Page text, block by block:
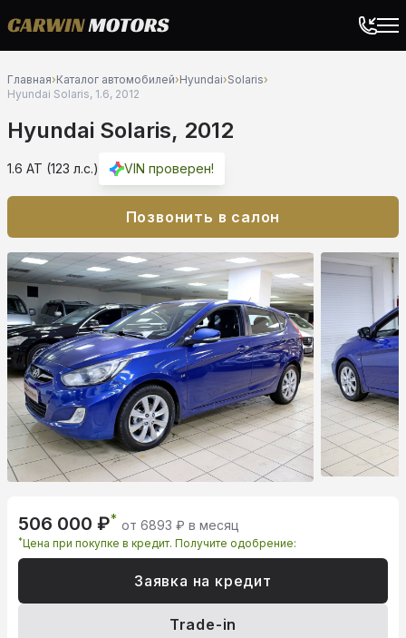
Главная›Каталог автомобилей›Hyundai›Solaris›
Hyundai Solaris, 1.6, 2012
Hyundai Solaris, 2012
1.6 AT (123 л.с.) VIN проверен!
Позвонить в салон
506 000 ₽* от 6893 ₽ в месяц
*Цена при покупке в кредит. Получите одобрение:
Заявка на кредит
Trade-in